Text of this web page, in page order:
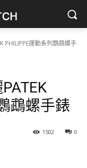
PHILIPPE運動系列鸚鵡螺手
鵡螺手錶
0
1502